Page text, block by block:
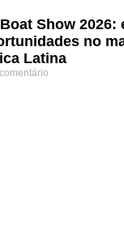
Show 2026:
no
Latina